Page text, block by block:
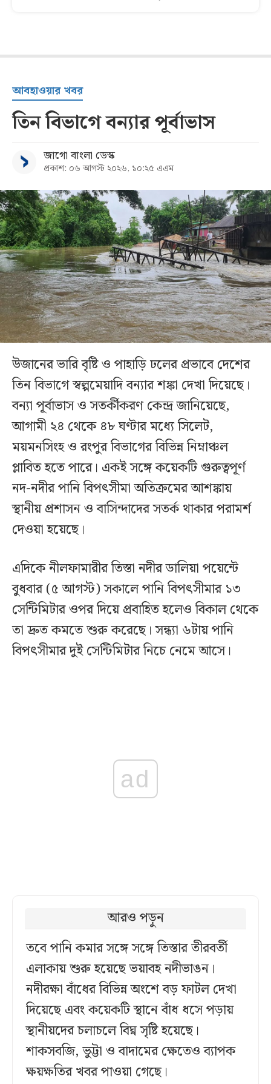
আবহাওয়ার খবর
তিন বিভাগে বন্যার পূর্বাভাস
জাগো বাংলা ডেস্ক
প্রকাশ: ০৬ আগস্ট ২০২৬, ১০:২৫ এএম
উজানের ভারি বৃষ্টি ও পাহাড়ি ঢলের প্রভাবে দেশের
তিন বিভাগে স্বল্পমেয়াদি বন্যার শঙ্কা দেখা দিয়েছে।
বন্যা পূর্বাভাস ও সতর্কীকরণ কেন্দ্র জানিয়েছে,
আগামী ২৪ থেকে ৪৮ ঘণ্টার মধ্যে সিলেট,
ময়মনসিংহ ও রংপুর বিভাগের বিভিন্ন নিম্নাঞ্চল
প্লাবিত হতে পারে। একই সঙ্গে কয়েকটি গুরুত্বপূর্ণ
নদ-নদীর পানি বিপৎসীমা অতিক্রমের আশঙ্কায়
স্থানীয় প্রশাসন ও বাসিন্দাদের সতর্ক থাকার পরামর্শ
দেওয়া হয়েছে।
এদিকে নীলফামারীর তিস্তা নদীর ডালিয়া পয়েন্টে
বুধবার (৫ আগস্ট) সকালে পানি বিপৎসীমার ১৩
সেন্টিমিটার ওপর দিয়ে প্রবাহিত হলেও বিকাল থেকে
তা দ্রুত কমতে শুরু করেছে। সন্ধ্যা ৬টায় পানি
বিপৎসীমার দুই সেন্টিমিটার নিচে নেমে আসে।
ad
আরও পড়ুন
তবে পানি কমার সঙ্গে সঙ্গে তিস্তার তীরবর্তী
এলাকায় শুরু হয়েছে ভয়াবহ নদীভাঙন।
নদীরক্ষা বাঁধের বিভিন্ন অংশে বড় ফাটল দেখা
দিয়েছে এবং কয়েকটি স্থানে বাঁধ ধসে পড়ায়
স্থানীয়দের চলাচলে বিঘ্ন সৃষ্টি হয়েছে।
শাকসবজি, ভুট্টা ও বাদামের ক্ষেতেও ব্যাপক
ক্ষয়ক্ষতির খবর পাওয়া গেছে।